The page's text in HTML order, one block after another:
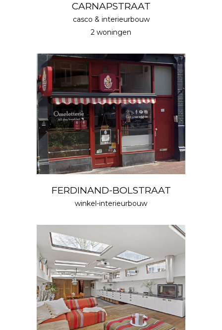
CARNAPSTRAAT
casco & interieurbouw
2 woningen
FERDINAND-BOLSTRAAT
winkel-interieurbouw